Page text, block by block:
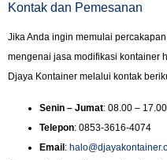
Kontak dan Pemesanan
Jika Anda ingin memulai
mengenai jasa modifikasi kontainer
Djaya Kontainer melalui kontak
Senin – Jumat: 08.00 –
Telepon: 0853-3616-4074
Email: